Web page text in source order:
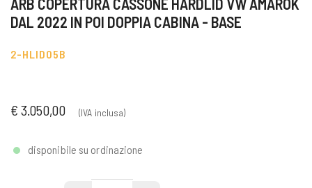
DAL 2022 IN POI DOPPIA CABINA - BASE
2-HLID05B
€ 3.050,00 (IVA inclusa)
disponibile su ordinazione